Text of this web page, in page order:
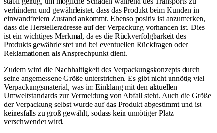
verhindern und gewährleistet, dass das Produkt beim Kunden in
einwandfreiem Zustand ankommt. Ebenso positiv ist anzumerken,
dass die Herstelleradresse auf der Verpackung vorhanden ist. Dies
ist ein wichtiges Merkmal, da es die Rückverfolgbarkeit des
Produkts gewährleistet und bei eventuellen Rückfragen oder
Reklamationen als Ansprechpunkt dient.
Zudem wird die Nachhaltigkeit des Verpackungskonzepts durch
seine angemessene Größe unterstrichen. Es gibt nicht unnötig viel
Verpackungsmaterial, was im Einklang mit den aktuellen
Umweltstandards zur Vermeidung von Abfall steht. Auch die Größe
der Verpackung selbst wurde auf das Produkt abgestimmt und ist
keinesfalls zu groß gewählt, sodass kein unnötiger Platz
verschwendet wird.